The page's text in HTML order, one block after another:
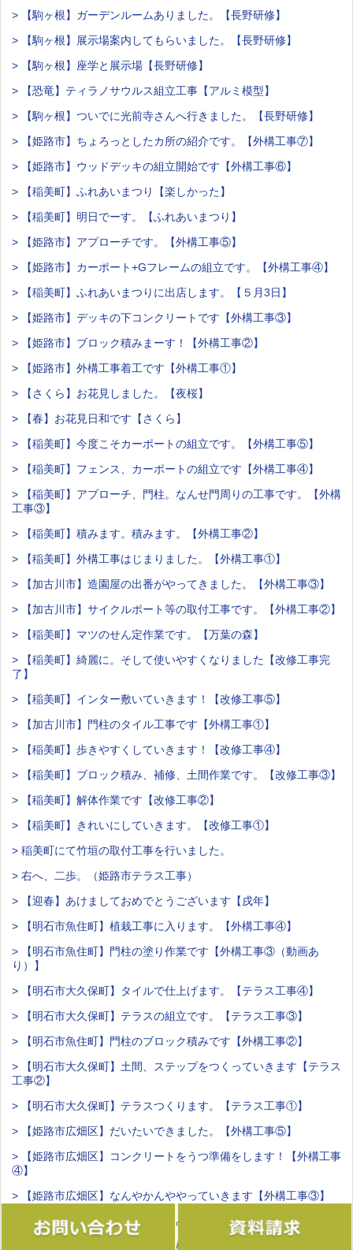
> 【駒ヶ根】ガーデンルームありました。【長野研修】
> 【駒ヶ根】展示場案内してもらいました。【長野研修】
> 【駒ヶ根】座学と展示場【長野研修】
> 【恐竜】ティラノサウルス組立工事【アルミ模型】
> 【駒ヶ根】ついでに光前寺さんへ行きました。【長野研修】
> 【姫路市】ちょろっとしたカ所の紹介です。【外構工事⑦】
> 【姫路市】ウッドデッキの組立開始です【外構工事⑥】
> 【稲美町】ふれあいまつり【楽しかった】
> 【稲美町】明日でーす。【ふれあいまつり】
> 【姫路市】アプローチです。【外構工事⑤】
> 【姫路市】カーポート+Gフレームの組立です。【外構工事④】
> 【稲美町】ふれあいまつりに出店します。【５月3日】
> 【姫路市】デッキの下コンクリートです【外構工事③】
> 【姫路市】ブロック積みまーす！【外構工事②】
> 【姫路市】外構工事着工です【外構工事①】
> 【さくら】お花見しました。【夜桜】
> 【春】お花見日和です【さくら】
> 【稲美町】今度こそカーポートの組立です。【外構工事⑤】
> 【稲美町】フェンス、カーポートの組立です【外構工事④】
> 【稲美町】アプローチ、門柱。なんせ門周りの工事です。【外構
工事③】
> 【稲美町】積みます。積みます。【外構工事②】
> 【稲美町】外構工事はじまりました。【外構工事①】
> 【加古川市】造園屋の出番がやってきました。【外構工事③】
> 【加古川市】サイクルポート等の取付工事です。【外構工事②】
> 【稲美町】マツのせん定作業です。【万葉の森】
> 【稲美町】綺麗に。そして使いやすくなりました【改修工事完
了】
> 【稲美町】インター敷いていきます！【改修工事⑤】
> 【加古川市】門柱のタイル工事です【外構工事①】
> 【稲美町】歩きやすくしていきます！【改修工事④】
> 【稲美町】ブロック積み、補修、土間作業です。【改修工事③】
> 【稲美町】解体作業です【改修工事②】
> 【稲美町】きれいにしていきます。【改修工事①】
> 稲美町にて竹垣の取付工事を行いました。
> 右へ、二歩。（姫路市テラス工事）
> 【迎春】あけましておめでとうございます【戌年】
> 【明石市魚住町】植栽工事に入ります。【外構工事④】
> 【明石市魚住町】門柱の塗り作業です【外構工事③（動画あ
り）】
> 【明石市大久保町】タイルで仕上げます。【テラス工事④】
> 【明石市大久保町】テラスの組立です。【テラス工事③】
> 【明石市魚住町】門柱のブロック積みです【外構工事②】
> 【明石市大久保町】土間、ステップをつくっていきます【テラス
工事②】
> 【明石市大久保町】テラスつくります。【テラス工事①】
> 【姫路市広畑区】だいたいできました。【外構工事⑤】
> 【姫路市広畑区】コンクリートをうつ準備をします！【外構工事
④】
> 【姫路市広畑区】なんやかんややっていきます【外構工事③】
> 【手作り】ハーバリウム作ってみました【ちまたで人気の】
> 【食欲の】甘いのも渋いのも【柿】